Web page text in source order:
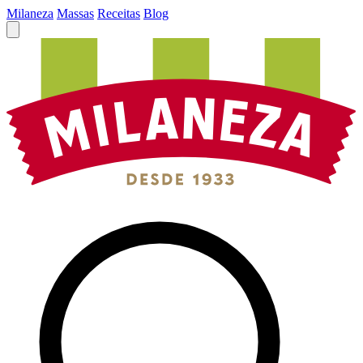
Milaneza Massas Receitas Blog